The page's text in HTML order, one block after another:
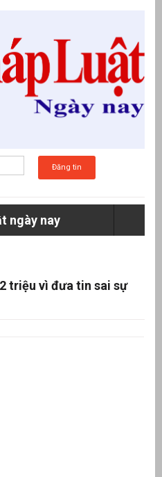
Đăng tin
ngày nay
triệu vì đưa tin sai sự